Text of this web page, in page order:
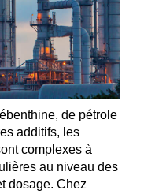
de pétrole
additifs, les
complexes à
au niveau des
dosage. Chez